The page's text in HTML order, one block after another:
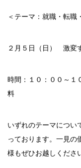
＜テーマ：就職・転職
２月５日（日） 激変
時間：１０：００～１
料
いずれのテーマについ
っております。一見の
様もぜひお越しくださ